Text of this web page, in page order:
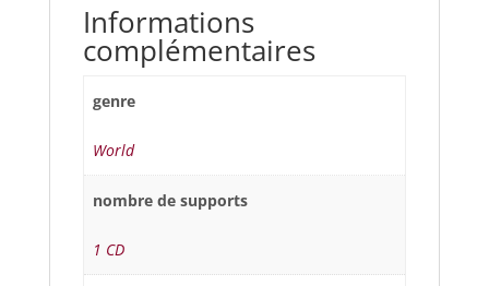
Informations
complémentaires
genre
World
nombre de supports
1 CD